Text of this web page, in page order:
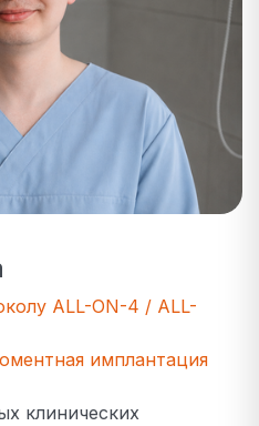
ALL-ON-4 / ALL-
имплантация
клинических